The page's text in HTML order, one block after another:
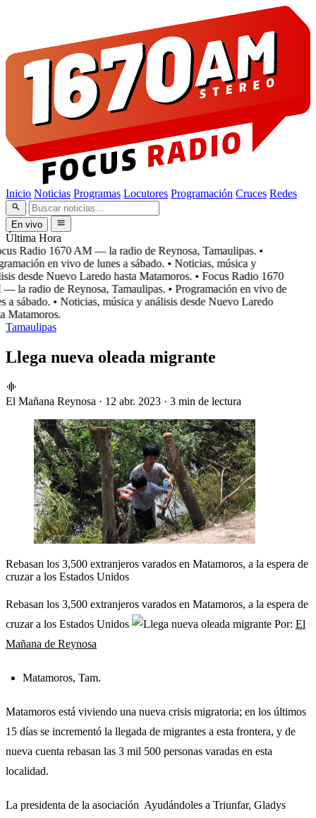
Inicio Noticias Programas Locutores Programación Cruces Redes
En vivo
Última Hora
Radio 1670 AM — la radio de Reynosa, Tamaulipas. •
en vivo de lunes a sábado. • Noticias, música y
desde Nuevo Laredo hasta Matamoros. • Focus Radio 1670
la radio de Reynosa, Tamaulipas. • Programación en vivo de
a sábado. • Noticias, música y análisis desde Nuevo Laredo
Matamoros.
Tamaulipas
Llega nueva oleada migrante
El Mañana Reynosa · 12 abr. 2023 · 3 min de lectura
Rebasan los 3,500 extranjeros varados en Matamoros, a la espera de
cruzar a los Estados Unidos
Rebasan los 3,500 extranjeros varados en Matamoros, a la espera de
cruzar a los Estados Unidos
Por: El
Mañana de Reynosa
Matamoros, Tam.
Matamoros está viviendo una nueva crisis migratoria; en los últimos
15 días se incrementó la llegada de migrantes a esta frontera, y de
nueva cuenta rebasan las 3 mil 500 personas varadas en esta
localidad.
La presidenta de la asociación Ayudándoles a Triunfar, Gladys